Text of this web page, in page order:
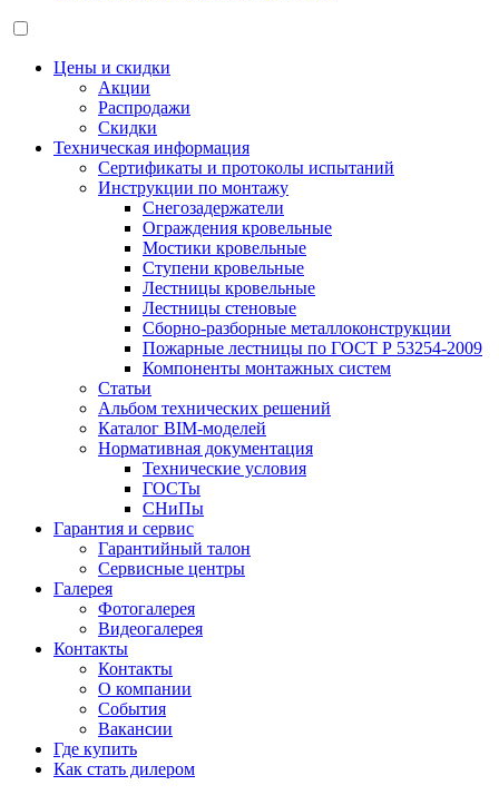
Цены и скидки
Акции
Распродажи
Скидки
Техническая информация
Сертификаты и протоколы испытаний
Инструкции по монтажу
Снегозадержатели
Ограждения кровельные
Мостики кровельные
Ступени кровельные
Лестницы кровельные
Лестницы стеновые
Сборно-разборные металлоконструкции
Пожарные лестницы по ГОСТ Р 53254-2009
Компоненты монтажных систем
Статьи
Альбом технических решений
Каталог BIM-моделей
Нормативная документация
Технические условия
ГОСТы
СНиПы
Гарантия и сервис
Гарантийный талон
Сервисные центры
Галерея
Фотогалерея
Видеогалерея
Контакты
Контакты
О компании
События
Вакансии
Где купить
Как стать дилером